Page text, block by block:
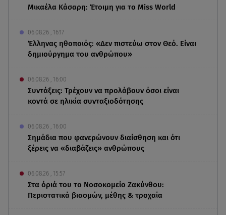
Μικαέλα Κάσαρη: Έτοιμη για το Miss World
06.08.26 , 16:17
Έλληνας ηθοποιός: «Δεν πιστεύω στον Θεό. Είναι
δημιούργημα του ανθρώπου»
06.08.26 , 16:00
Συντάξεις: Τρέχουν να προλάβουν όσοι είναι
κοντά σε ηλικία συνταξιοδότησης
06.08.26 , 16:00
Σημάδια που φανερώνουν διαίσθηση και ότι
ξέρεις να «διαβάζεις» ανθρώπους
06.08.26 , 15:57
Στα όριά του το Νοσοκομείο Ζακύνθου:
Περιστατικά βιασμών, μέθης & τροχαία